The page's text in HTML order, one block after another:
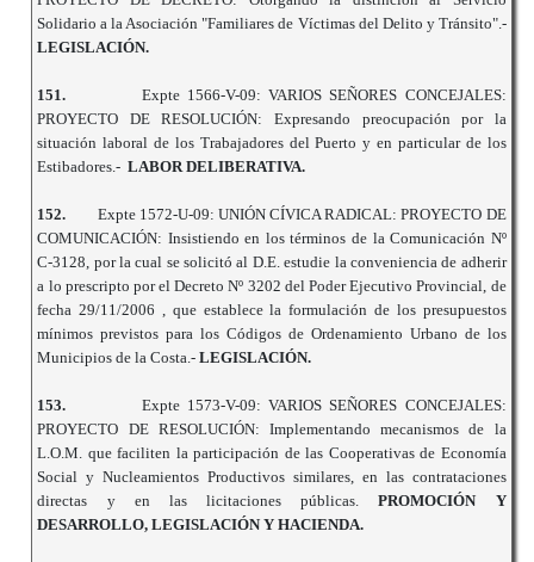
Solidario a la Asociación "Familiares de Víctimas del Delito y Tránsito".-
LEGISLACIÓN.
151.
Expte 1566-V-09: VARIOS SEÑORES CONCEJALES:
PROYECTO DE RESOLUCIÓN: Expresando preocupación por la
situación laboral de los Trabajadores del Puerto y en particular de los
Estibadores.-LABOR DELIBERATIVA.
152.
Expte 1572-U-09: UNIÓN CÍVICA RADICAL: PROYECTO DE
COMUNICACIÓN: Insistiendo en los términos de la Comunicación Nº
C-3128, por la cual se solicitó al D.E. estudie la conveniencia de adherir
a lo prescripto por el Decreto Nº 3202 del Poder Ejecutivo Provincial, de
fecha 29/11/2006 , que establece la formulación de los presupuestos
mínimos previstos para los Códigos de Ordenamiento Urbano de los
Municipios de la Costa.-LEGISLACIÓN.
153.
Expte 1573-V-09: VARIOS SEÑORES CONCEJALES:
PROYECTO DE RESOLUCIÓN: Implementando mecanismos de la
L.O.M. que faciliten la participación de las Cooperativas de Economía
Social y Nucleamientos Productivos similares, en las contrataciones
directas y en las licitaciones públicas.PROMOCIÓN Y
DESARROLLO, LEGISLACIÓN Y HACIENDA.